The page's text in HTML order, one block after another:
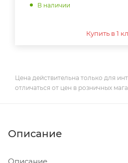
В наличии
Купить в 1
Цена действительна только для
отличаться от цен в розничных
Описание
Описание